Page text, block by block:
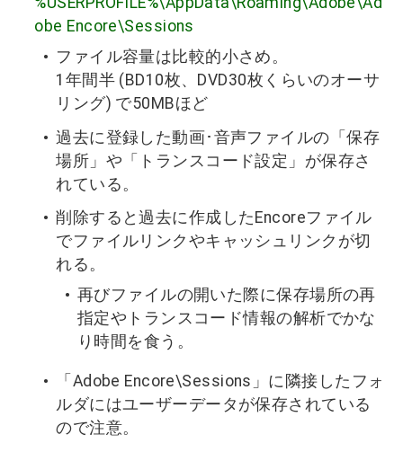
obe Encore\Sessions
ファイル容量は比較的小さめ。
1年間半 (BD10枚、DVD30枚くらいのオーサ
リング) で50MBほど
過去に登録した動画･音声ファイルの「保存
場所」や「トランスコード設定」が保存さ
れている。
削除すると過去に作成したEncoreファイル
でファイルリンクやキャッシュリンクが切
れる。
再びファイルの開いた際に保存場所の再
指定やトランスコード情報の解析でかな
り時間を食う。
「Adobe Encore\Sessions」に隣接したフォ
ルダにはユーザーデータが保存されている
ので注意。